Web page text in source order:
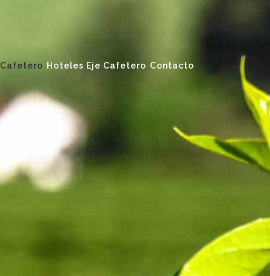
Cafetero Hoteles Eje Cafetero Contacto